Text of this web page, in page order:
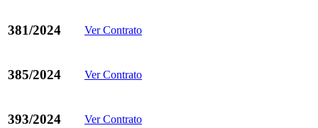
381/2024 Ver Contrato
385/2024 Ver Contrato
393/2024 Ver Contrato